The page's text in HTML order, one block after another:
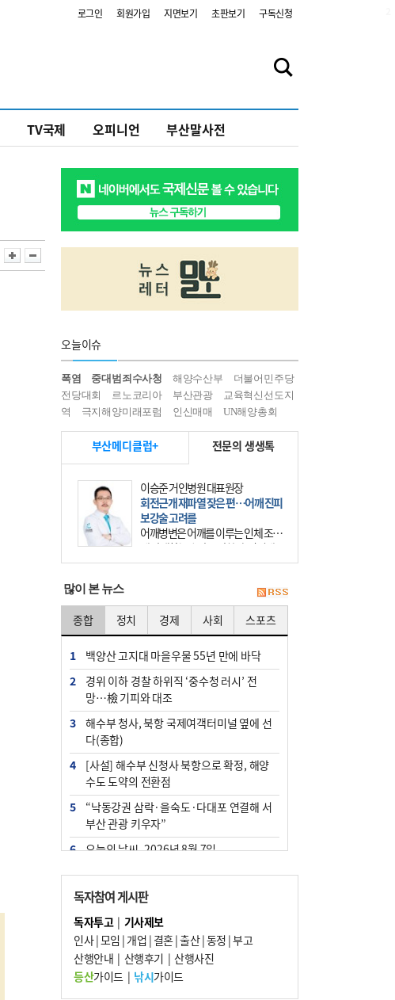
로그인 회원가입 지면보기 초판보기 구독신청
TV국제 오피니언 부산말사전
오늘이슈
폭염 중대범죄수사청 해양수산부
더불어민주당
전당대회
르노코리아 부산관광
교육혁신선도지
역
극지해양미래포럼 인신매매 UN해양총회
부산메디클럽+ 전문의 생생톡
이승준 거인병원 대표원장
회전근개 재파열 잦은 편…어깨 진피
보강술 고려를
어깨병변은 어깨를 이루는 인체 조직
에 발생하는 손상을 말한다. 여기에
는 오십견과 회전근개 증후군, 어깨
많이 본 뉴스
종합 정치 경제 사회 스포츠
1
백양산 고지대 마을우물 55년 만에 바닥
2
경위 이하 경찰 하위직 ‘중수청 러시’ 전
망…檢 기피와 대조
3
해수부 청사, 북항 국제여객터미널 옆에 선
다(종합)
4
[사설] 해수부 신청사 북항으로 확정, 해양
수도 도약의 전환점
5
“낙동강권 삼락·을숙도·다대포 연결해 서
부산 관광 키우자”
6
오늘의 날씨- 2026년 8월 7일
7
부울경 주말부터 비소식…‘극한 폭염’ 한풀
꺾일 듯
8
피란마을 67년 역사인데…전교생 24명 아
미초 통폐합 기로
9
외국인 선원 ‘인신매매 경유지’ 된 부산…
우려가 현실로
독자참여 게시판
독자투고| 기사제보
인사|모임 | 개업 | 결혼|출산|동정 |부고
산행안내 | 산행후기 | 산행사진
등산가이드| 낚시가이드